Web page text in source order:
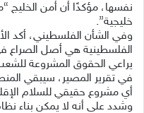
نفسها، مؤكدًا أن أمن الخليج
خليجية”.
وفي الشأن الفلسطيني، أكد
الفلسطينية هي أصل الصراع
يراعي الحقوق المشروعة
في تقرير المصير، سيبقي
أي مشروع حقيقي للسلام
وشدد على أنه لا يمكن بناء